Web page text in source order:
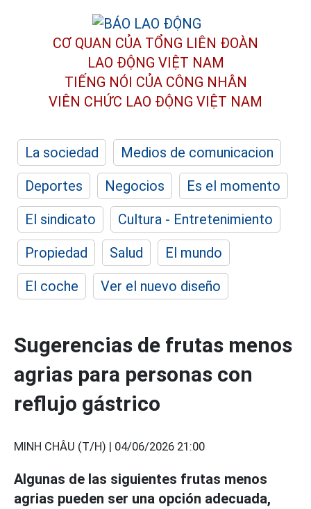
CƠ QUAN CỦA TỔNG LIÊN ĐOÀN
LAO ĐỘNG VIỆT NAM
TIẾNG NÓI CỦA CÔNG NHÂN
VIÊN CHỨC LAO ĐỘNG VIỆT NAM
La sociedad
Medios de comunicacion
Deportes
Negocios
Es el momento
El sindicato
Cultura - Entretenimiento
Propiedad
Salud
El mundo
El coche
Ver el nuevo diseño
Sugerencias de frutas menos
agrias para personas con
reflujo gástrico
MINH CHÂU (T/H) | 04/06/2026 21:00
Algunas de las siguientes frutas menos
agrias pueden ser una opción adecuada,